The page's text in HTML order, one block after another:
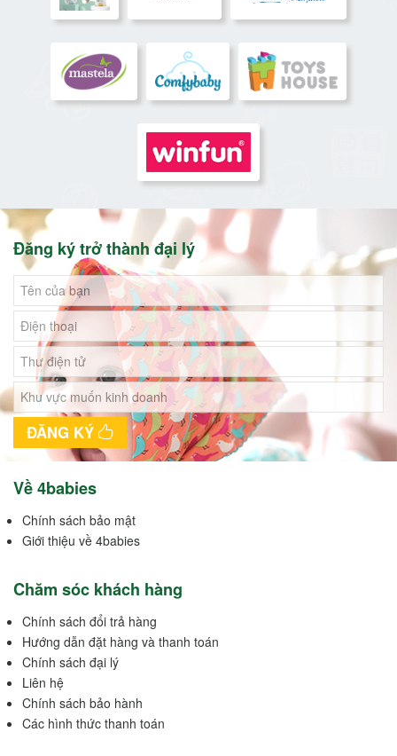
Đăng ký trở thành đại lý
ĐĂNG KÝ
Về 4babies
Chính sách bảo mật
Giới thiệu về 4babies
Chăm sóc khách hàng
Chính sách đổi trả hàng
Hướng dẫn đặt hàng và thanh toán
Chính sách đại lý
Liên hệ
Chính sách bảo hành
Các hình thức thanh toán